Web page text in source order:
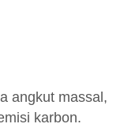
angkut massal,
karbon.